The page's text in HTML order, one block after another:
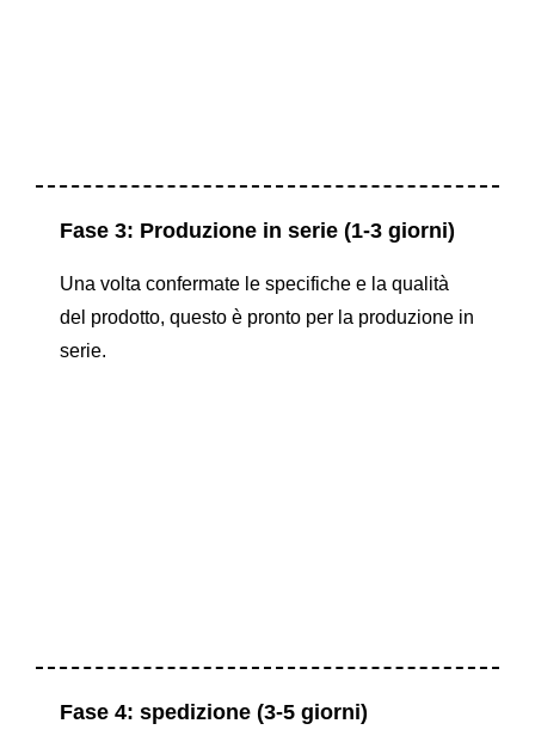
Fase 3: Produzione in serie (1-3 giorni)
Una volta confermate le specifiche e la qualità
del prodotto, questo è pronto per la produzione in
serie.
Fase 4: spedizione (3-5 giorni)